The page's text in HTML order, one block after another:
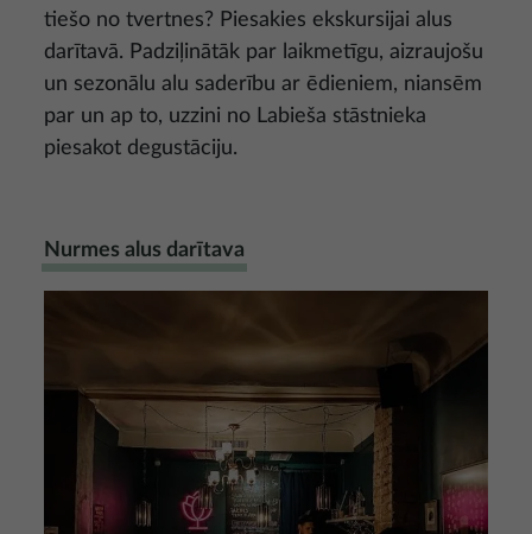
tiešo no tvertnes? Piesakies ekskursijai alus
darītavā. Padziļinātāk par laikmetīgu, aizraujošu
un sezonālu alu saderību ar ēdieniem, niansēm
par un ap to, uzzini no Labieša stāstnieka
piesakot degustāciju.
Nurmes alus darītava